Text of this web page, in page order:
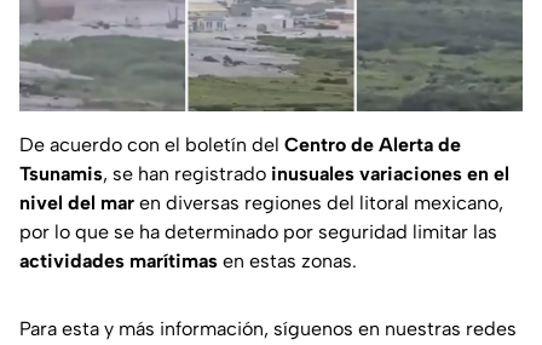
De acuerdo con el boletín del Centro de Alerta de
Tsunamis, se han registrado inusuales variaciones en el
nivel del mar en diversas regiones del litoral mexicano,
por lo que se ha determinado por seguridad limitar las
actividades marítimas en estas zonas.
Para esta y más información, síguenos en nuestras redes